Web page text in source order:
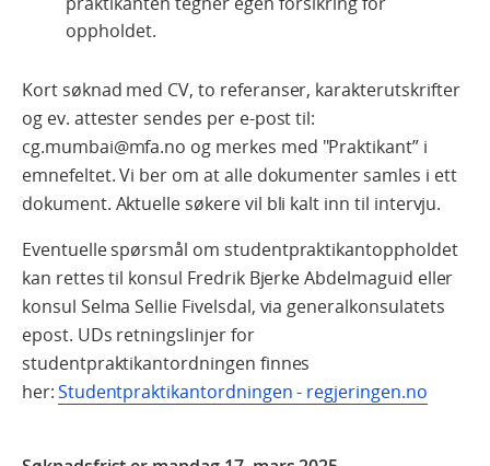
oppholdet.
Kort søknad med CV, to referanser, karakterutskrifter
og ev. attester sendes per e-post til:
cg.mumbai@mfa.no og merkes med "Praktikant” i
emnefeltet. Vi ber om at alle dokumenter samles i ett
dokument. Aktuelle søkere vil bli kalt inn til intervju.
Eventuelle spørsmål om studentpraktikantoppholdet
kan rettes til konsul Fredrik Bjerke Abdelmaguid eller
konsul Selma Sellie Fivelsdal, via generalkonsulatets
epost. UDs retningslinjer for
studentpraktikantordningen finnes
her:Studentpraktikantordningen - regjeringen.no